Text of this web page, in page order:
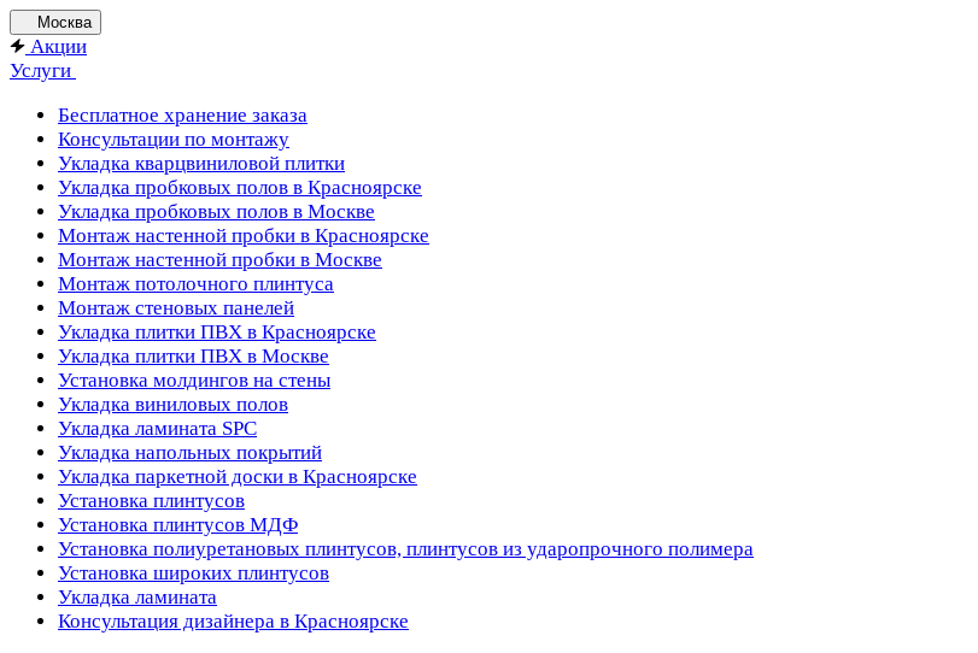
Москва
Акции
Услуги
Бесплатное хранение заказа
Консультации по монтажу
Укладка кварцвиниловой плитки
Укладка пробковых полов в Красноярске
Укладка пробковых полов в Москве
Монтаж настенной пробки в Красноярске
Монтаж настенной пробки в Москве
Монтаж потолочного плинтуса
Монтаж стеновых панелей
Укладка плитки ПВХ в Красноярске
Укладка плитки ПВХ в Москве
Установка молдингов на стены
Укладка виниловых полов
Укладка ламината SPC
Укладка напольных покрытий
Укладка паркетной доски в Красноярске
Установка плинтусов
Установка плинтусов МДФ
Установка полиуретановых плинтусов, плинтусов из ударопрочного полимера
Установка широких плинтусов
Укладка ламината
Консультация дизайнера в Красноярске